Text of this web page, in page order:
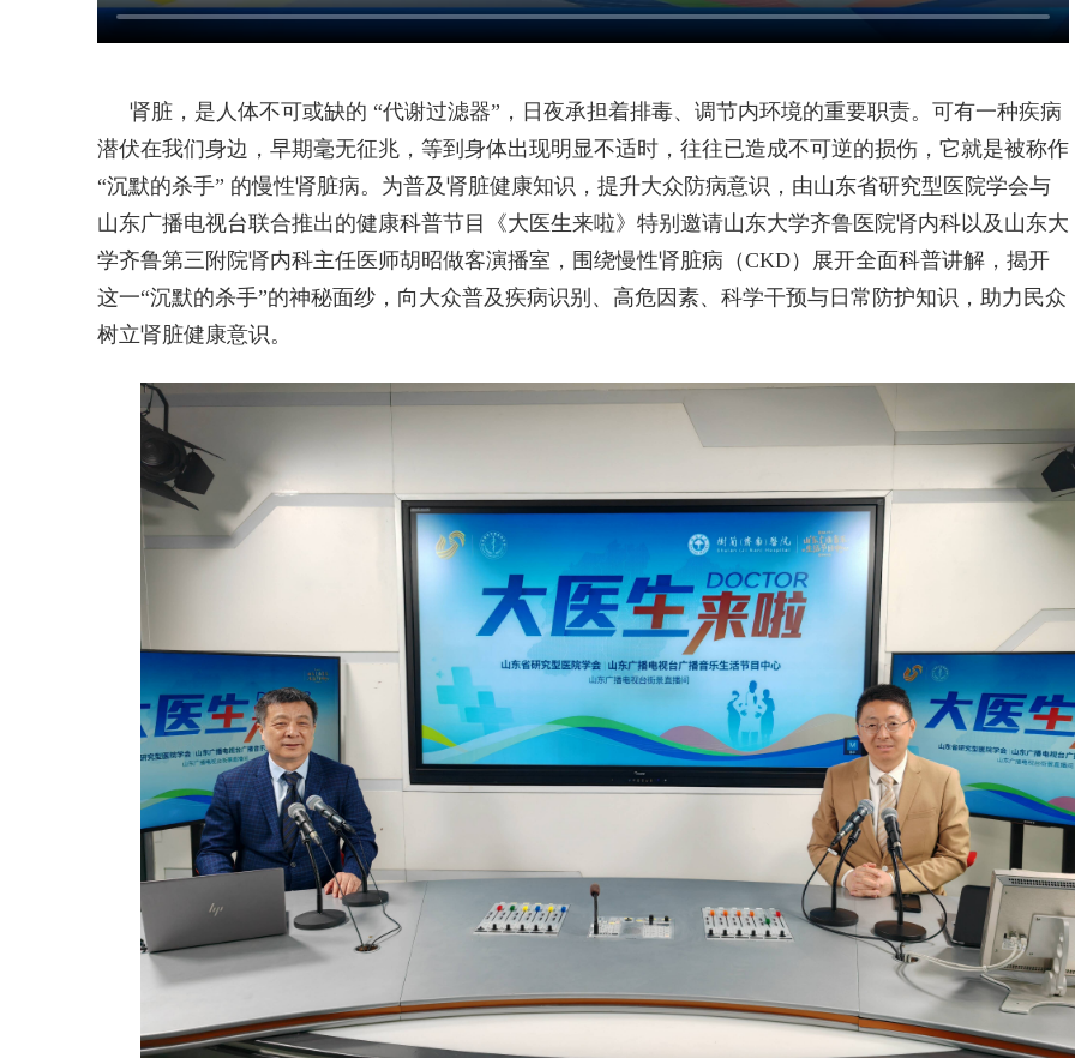
肾脏，是人体不可或缺的 “代谢过滤器”，日夜承担着排毒、调节内环境的重要职责。可有一种疾病
潜伏在我们身边，早期毫无征兆，等到身体出现明显不适时，往往已造成不可逆的损伤，它就是被称作
“沉默的杀手” 的慢性肾脏病。为普及肾脏健康知识，提升大众防病意识，由山东省研究型医院学会与
山东广播电视台联合推出的健康科普节目《大医生来啦》特别邀请山东大学齐鲁医院肾内科以及山东大
学齐鲁第三附院肾内科主任医师胡昭做客演播室，围绕慢性肾脏病（CKD）展开全面科普讲解，揭开
这一“沉默的杀手”的神秘面纱，向大众普及疾病识别、高危因素、科学干预与日常防护知识，助力民众
树立肾脏健康意识。